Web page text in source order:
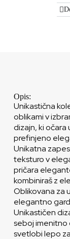
Opis:
Unikastična
oblikami v
dizajn, ki očara
prefinjeno
Unikatna
teksturo v
pričara
kombiniraš z
Oblikovana za
elegantno
Unikastičen
seboj imenitno
svetlobi lepo